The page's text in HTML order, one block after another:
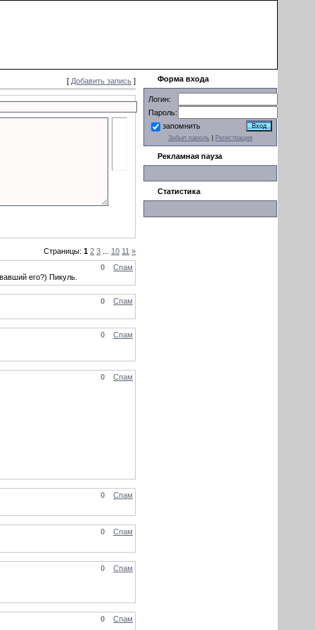
[ Добавить запись ]
Страницы: 1 2 3 10 11 »
0
Спам
его?) Пикуль.
0 Спам
0 Спам
0 Спам
0 Спам
0 Спам
0 Спам
0 Спам
Форма входа
Логин:
Пароль:
запомнить
Забыл пароль Регистрация
Рекламная пауза
Статистика